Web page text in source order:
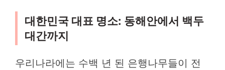
대한민국 대표 명소: 동해안에서 백두
대간까지
우리나라에는 수백 년 된 은행나무들이 전